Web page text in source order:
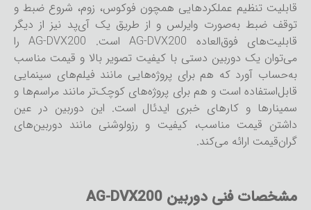
قابلیت تنظیم عملکردهایی همچون فوکوس، زوم، شروع ضبط و
توقف ضبط به‌صورت وایرلس و از طریق یک آی‌پد نیز از دیگر
قابلیت‌های فوق‌العاده AG-DVX200 است. AG-DVX200 را
می‌توان یک دوربین دستی با کیفیت تصویر بالا و قیمت مناسب
به‌حساب آورد که هم برای پروژه‌هایی مانند فیلم‌های سینمایی
قابل‌استفاده است و هم برای پروژه‌های کوچک‌تر مانند مراسم‌ها و
سمینارها و کارهای خبری ایدئال است. این دوربین در عین
داشتن قیمت مناسب، کیفیت و رزولوشنی مانند دوربین‌های
گران‌قیمت ارائه می‌کند.
مشخصات فنی دوربین AG-DVX200